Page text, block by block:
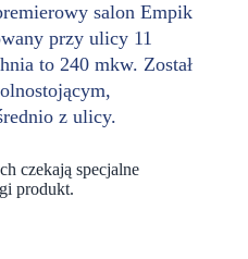
salon Empik
przy ulicy 11
to 240 mkw. Został
z ulicy.
czekają specjalne
produkt.